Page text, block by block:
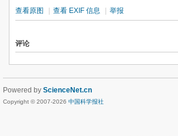
查看原图 查看 EXIF 信息 举报
评论
Powered by ScienceNet.cn
Copyright © 2007-2026 中国科学报社